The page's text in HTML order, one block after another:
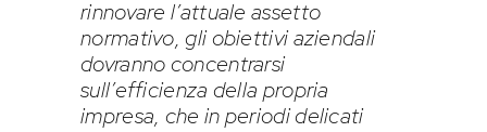
rinnovare l’attuale assetto
normativo, gli obiettivi aziendali
dovranno concentrarsi
sull’efficienza della propria
impresa, che in periodi delicati